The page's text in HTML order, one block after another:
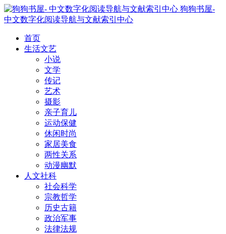
狗狗书屋-
中文数字化阅读导航与文献索引中心
首页
生活文艺
小说
文学
传记
艺术
摄影
亲子育儿
运动保健
休闲时尚
家居美食
两性关系
动漫幽默
人文社科
社会科学
宗教哲学
历史古籍
政治军事
法律法规